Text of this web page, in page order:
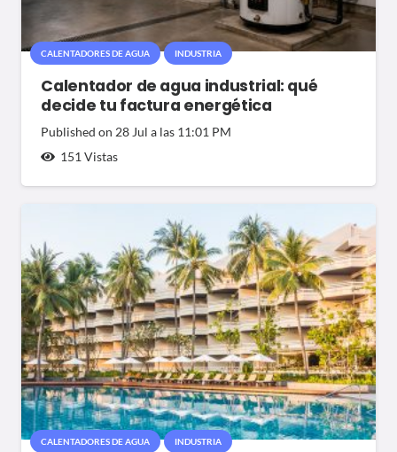
CALENTADORES DE AGUA INDUSTRIA
Calentador de agua industrial: qué
decide tu factura energética
Published on 28 Jul a las 11:01 PM
151 Vistas
CALENTADORES DE AGUA INDUSTRIA